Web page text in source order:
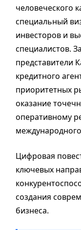
человеческого
специальный
инвесторов и
специалистов.
представители
кредитного
приоритетных
оказание
оперативному
Цифровая
ключевых
создания
бизнеса.